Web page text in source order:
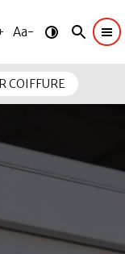
Aa-
COIFFURE